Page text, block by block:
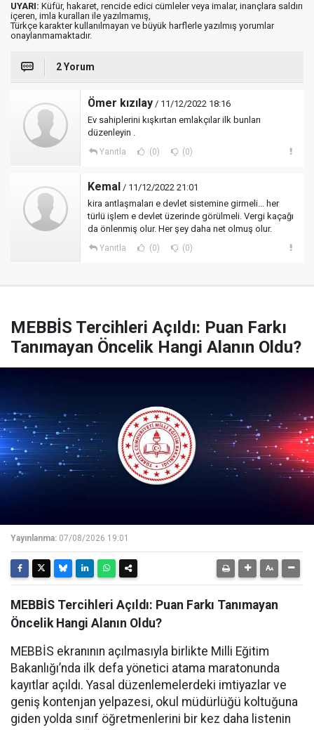
UYARI: Küfür, hakaret, rencide edici cümleler veya imalar, inançlara saldırı
içeren, imla kuralları ile yazılmamış,
Türkçe karakter kullanılmayan ve büyük harflerle yazılmış yorumlar
onaylanmamaktadır.
2 Yorum
Ömer kızılay / 11/12/2022 18:16
Ev sahiplerini kışkırtan emlakçılar ilk bunları
düzenleyin .
Yanıtla (0) (0)
Kemal / 11/12/2022 21:01
kira antlaşmaları e devlet sistemine girmeli... her
türlü işlem e devlet üzerinde görülmeli. Vergi kaçağı
da önlenmiş olur. Her şey daha net olmuş olur.
Yanıtla (0) (0)
MEBBİS Tercihleri Açıldı: Puan Farkı
Tanımayan Öncelik Hangi Alanın Oldu?
Yayınlanma: 07/08/2026 19:01
MEBBİS Tercihleri Açıldı: Puan Farkı Tanımayan
Öncelik Hangi Alanın Oldu?
MEBBİS ekranının açılmasıyla birlikte Milli Eğitim
Bakanlığı’nda ilk defa yönetici atama maratonunda
kayıtlar açıldı. Yasal düzenlemelerdeki imtiyazlar ve
geniş kontenjan yelpazesi, okul müdürlüğü koltuğuna
giden yolda sınıf öğretmenlerini bir kez daha listenin